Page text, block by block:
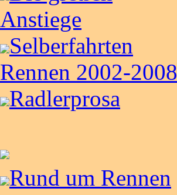
Anstiege
Selberfahrten
Rennen 2002-2008
Radlerprosa
Rund um Rennen